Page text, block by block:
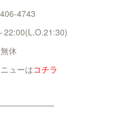
4743
休
ューはコチラ